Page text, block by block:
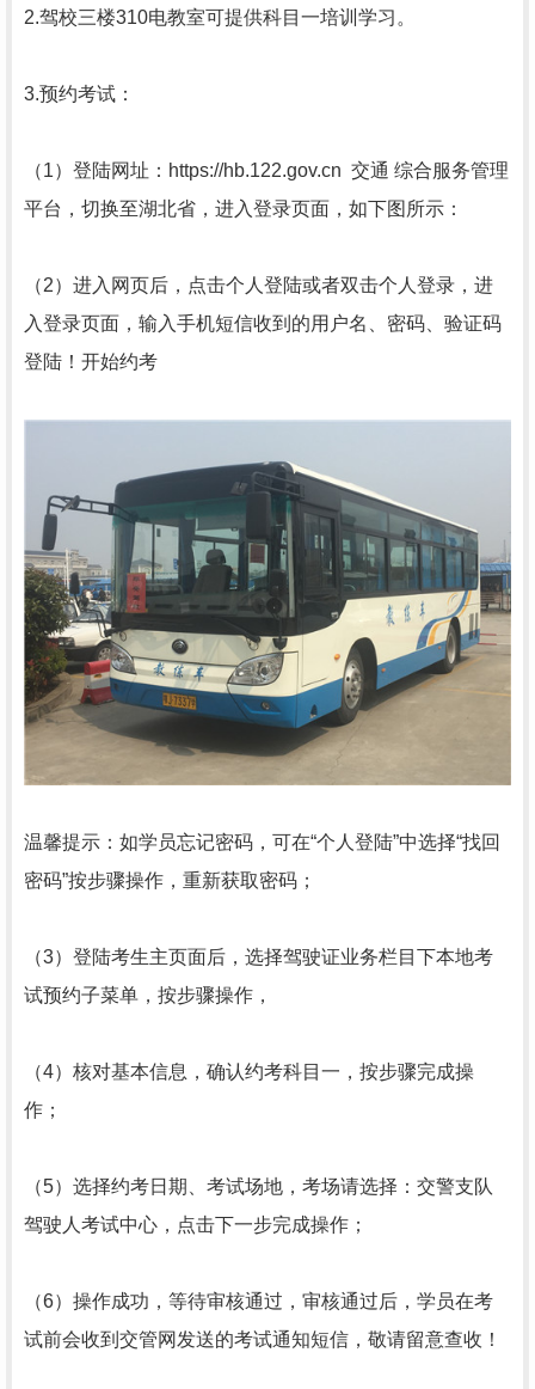
2.驾校三楼310电教室可提供科目一培训学习。
3.预约考试：
（1）登陆网址：https://hb.122.gov.cn 交通 综合服务管理
平台，切换至湖北省，进入登录页面，如下图所示：
（2）进入网页后，点击个人登陆或者双击个人登录，进
入登录页面，输入手机短信收到的用户名、密码、验证码
登陆！开始约考
温馨提示：如学员忘记密码，可在“个人登陆”中选择“找回
密码”按步骤操作，重新获取密码；
（3）登陆考生主页面后，选择驾驶证业务栏目下本地考
试预约子菜单，按步骤操作，
（4）核对基本信息，确认约考科目一，按步骤完成操
作；
（5）选择约考日期、考试场地，考场请选择：交警支队
驾驶人考试中心，点击下一步完成操作；
（6）操作成功，等待审核通过，审核通过后，学员在考
试前会收到交管网发送的考试通知短信，敬请留意查收！